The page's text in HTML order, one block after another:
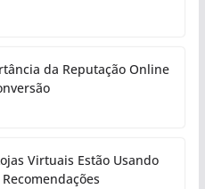
da Reputação Online
Virtuais Estão Usando